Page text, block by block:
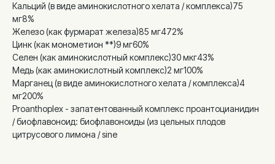
Кальций (в виде аминокислотного хелата / комплекса)75
мг8%
Железо (как фурмарат железа)85 мг472%
Цинк (как монометион **)9 мг60%
Селен (как аминокислотный комплекс)30 мкг43%
Медь (как аминокислотный комплекс)2 мг100%
Марганец (в виде аминокислотного хелата / комплекса)4
мг200%
Proanthoplex - запатентованный комплекс проантоцианидин
/ биофлавоноид: биофлавоноиды (из цельных плодов
цитрусового лимона / sine